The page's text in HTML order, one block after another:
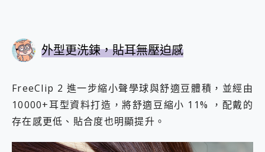
外型更洗鍊，貼耳無壓迫感
FreeClip 2 進一步縮小聲學球與舒適豆體積，並經由
10000+耳型資料打造，將舒適豆縮小 11% ，配戴的
存在感更低、貼合度也明顯提升。